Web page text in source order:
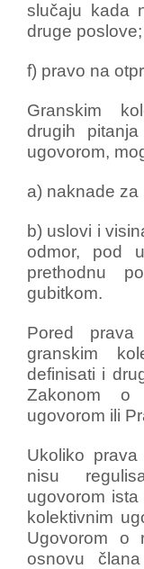
slučaju kada
druge poslove;
f) pravo na
Granskim
drugih
ugovorom,
a) naknade za
b) uslovi i
odmor, pod
prethodnu
gubitkom.
Pored
granskim
definisati i
Zakonom o
ugovorom ili
Ukoliko
nisu
ugovorom
kolektivnim
Ugovorom o
osnovu